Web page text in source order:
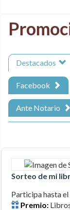
Destacados
Facebook
Ante Notario
Sorteo de mi
Participa hasta
Premio: